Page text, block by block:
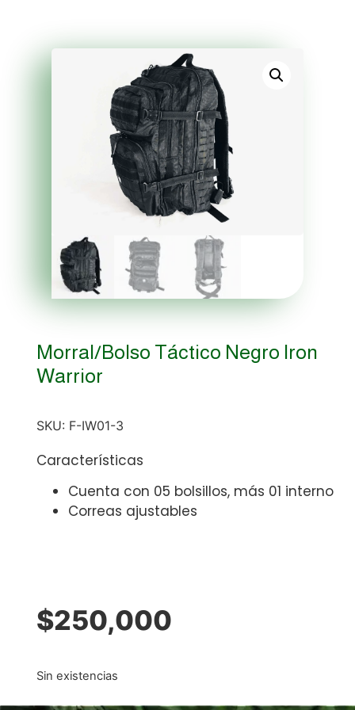
Morral/Bolso Táctico Negro Iron
Warrior
SKU: F-IW01-3
Características
Cuenta con 05 bolsillos, más 01 interno
Correas ajustables
$250,000
Sin existencias